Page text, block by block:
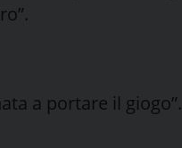
a portare il giogo”.